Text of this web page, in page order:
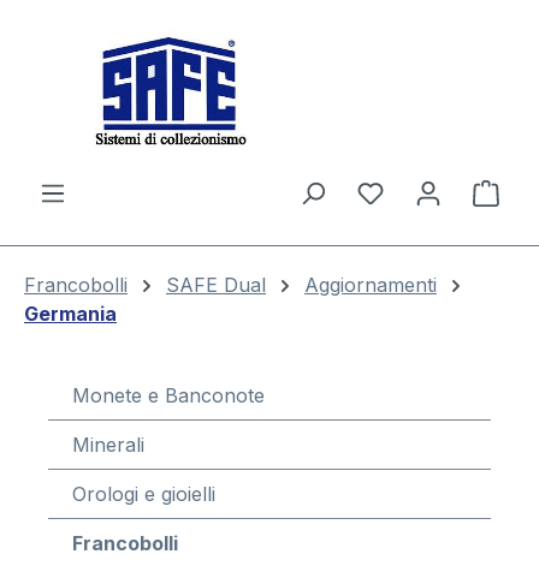
Il
Francobolli SAFE Dual
Aggiornamenti
Germania
Monete e Banconote
Minerali
Orologi e gioielli
Francobolli